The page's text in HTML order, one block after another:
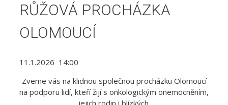
RŮŽOVÁ PROCHÁZKA
OLOMOUCÍ
11.1.2026 14:00
Zveme vás na klidnou společnou procházku Olomoucí
na podporu lidí, kteří žijí s onkologickým onemocněním,
jejich rodin i blízkých.